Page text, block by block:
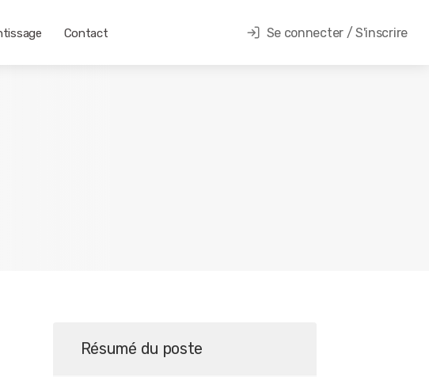
Contact Se connecter / S'inscrire
Résumé du poste